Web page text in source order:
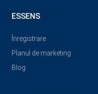
ESSENS
Înregistrare
Planul de marketing
Blog